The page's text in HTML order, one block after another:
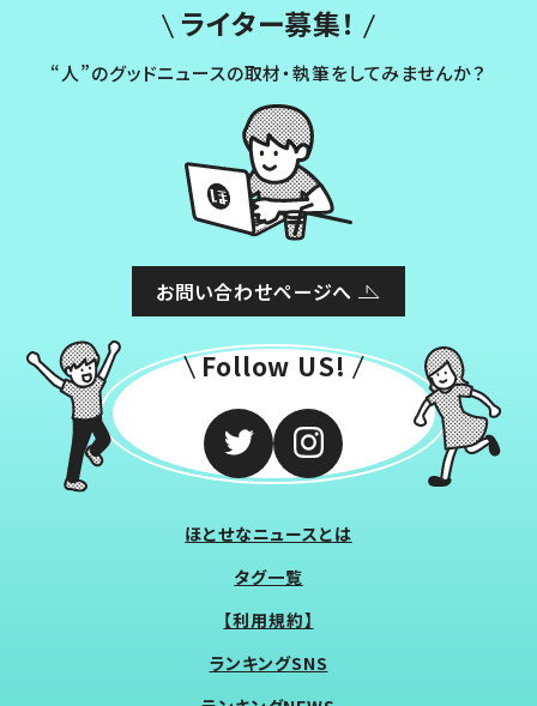
ライター募集！
“人”のグッドニュースの取材・執筆をしてみませんか？
お問い合わせページへ
Follow US!
ほとせなニュースとは
タグ一覧
【利用規約】
ランキングSNS